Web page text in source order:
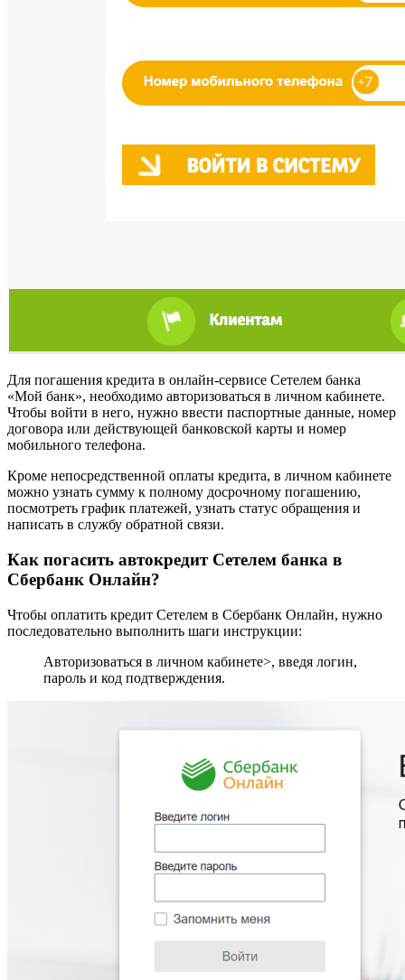
Для погашения кредита в онлайн-сервисе Сетелем банка
«Мой банк», необходимо авторизоваться в личном кабинете.
Чтобы войти в него, нужно ввести паспортные данные, номер
договора или действующей банковской карты и номер
мобильного телефона.
Кроме непосредственной оплаты кредита, в личном кабинете
можно узнать сумму к полному досрочному погашению,
посмотреть график платежей, узнать статус обращения и
написать в службу обратной связи.
Как погасить автокредит Сетелем банка в
Сбербанк Онлайн?
Чтобы оплатить кредит Сетелем в Сбербанк Онлайн, нужно
последовательно выполнить шаги инструкции:
Авторизоваться в личном кабинете>, введя логин,
пароль и код подтверждения.